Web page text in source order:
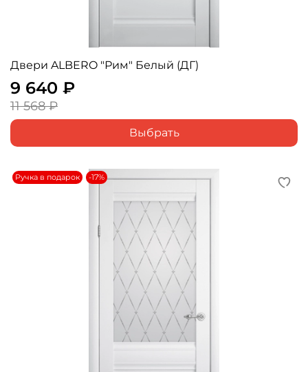
Двери ALBERO "Рим" Белый (ДГ)
9 640 ₽
11 568 ₽
Выбрать
Ручка в подарок -17%